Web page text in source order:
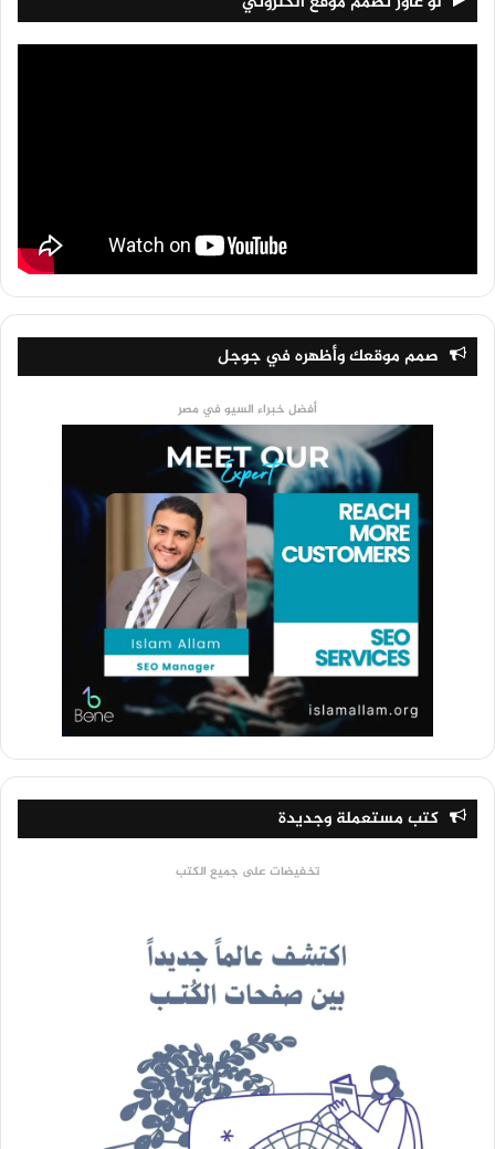
صمم موقعك وأظهره في جوجل
أفضل خبراء السيو في مصر
كتب مستعملة وجديدة
تخفيضات على جميع الكتب